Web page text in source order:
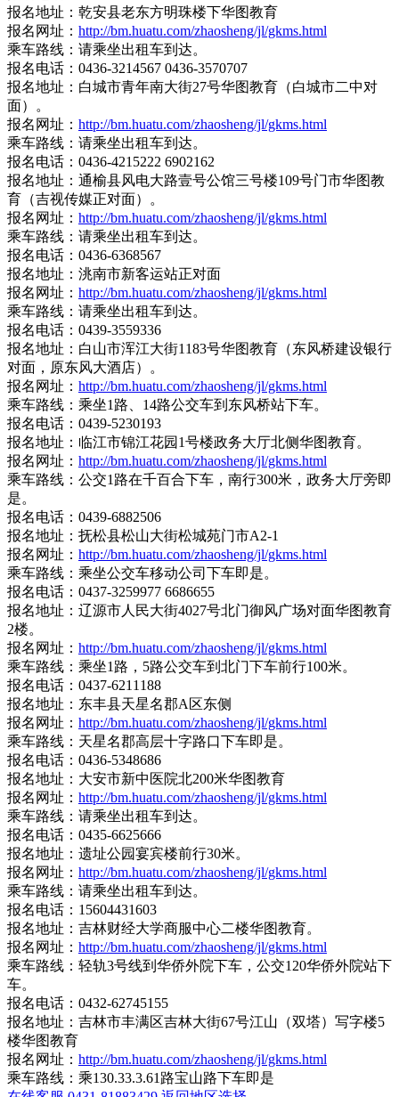
报名地址：乾安县老东方明珠楼下华图教育
报名网址： http://bm.huatu.com/zhaosheng/jl/gkms.html
乘车路线：请乘坐出租车到达。
报名电话：0436-3214567 0436-3570707
报名地址：白城市青年南大街27号华图教育（白城市二中对
面）。
报名网址： http://bm.huatu.com/zhaosheng/jl/gkms.html
乘车路线：请乘坐出租车到达。
报名电话：0436-4215222 6902162
报名地址：通榆县风电大路壹号公馆三号楼109号门市华图教
育（吉视传媒正对面）。
报名网址： http://bm.huatu.com/zhaosheng/jl/gkms.html
乘车路线：请乘坐出租车到达。
报名电话：0436-6368567
报名地址：洮南市新客运站正对面
报名网址： http://bm.huatu.com/zhaosheng/jl/gkms.html
乘车路线：请乘坐出租车到达。
报名电话：0439-3559336
报名地址：白山市浑江大街1183号华图教育（东风桥建设银行
对面，原东风大酒店）。
报名网址： http://bm.huatu.com/zhaosheng/jl/gkms.html
乘车路线：乘坐1路、14路公交车到东风桥站下车。
报名电话：0439-5230193
报名地址：临江市锦江花园1号楼政务大厅北侧华图教育。
报名网址： http://bm.huatu.com/zhaosheng/jl/gkms.html
乘车路线：公交1路在千百合下车，南行300米，政务大厅旁即
是。
报名电话：0439-6882506
报名地址：抚松县松山大街松城苑门市A2-1
报名网址： http://bm.huatu.com/zhaosheng/jl/gkms.html
乘车路线：乘坐公交车移动公司下车即是。
报名电话：0437-3259977 6686655
报名地址：辽源市人民大街4027号北门御风广场对面华图教育
2楼。
报名网址： http://bm.huatu.com/zhaosheng/jl/gkms.html
乘车路线：乘坐1路，5路公交车到北门下车前行100米。
报名电话：0437-6211188
报名地址：东丰县天星名郡A区东侧
报名网址： http://bm.huatu.com/zhaosheng/jl/gkms.html
乘车路线：天星名郡高层十字路口下车即是。
报名电话：0436-5348686
报名地址：大安市新中医院北200米华图教育
报名网址： http://bm.huatu.com/zhaosheng/jl/gkms.html
乘车路线：请乘坐出租车到达。
报名电话：0435-6625666
报名地址：遗址公园宴宾楼前行30米。
报名网址： http://bm.huatu.com/zhaosheng/jl/gkms.html
乘车路线：请乘坐出租车到达。
报名电话：15604431603
报名地址：吉林财经大学商服中心二楼华图教育。
报名网址： http://bm.huatu.com/zhaosheng/jl/gkms.html
乘车路线：轻轨3号线到华侨外院下车，公交120华侨外院站下
车。
报名电话：0432-62745155
报名地址：吉林市丰满区吉林大街67号江山（双塔）写字楼5
楼华图教育
报名网址： http://bm.huatu.com/zhaosheng/jl/gkms.html
乘车路线：乘130.33.3.61路宝山路下车即是